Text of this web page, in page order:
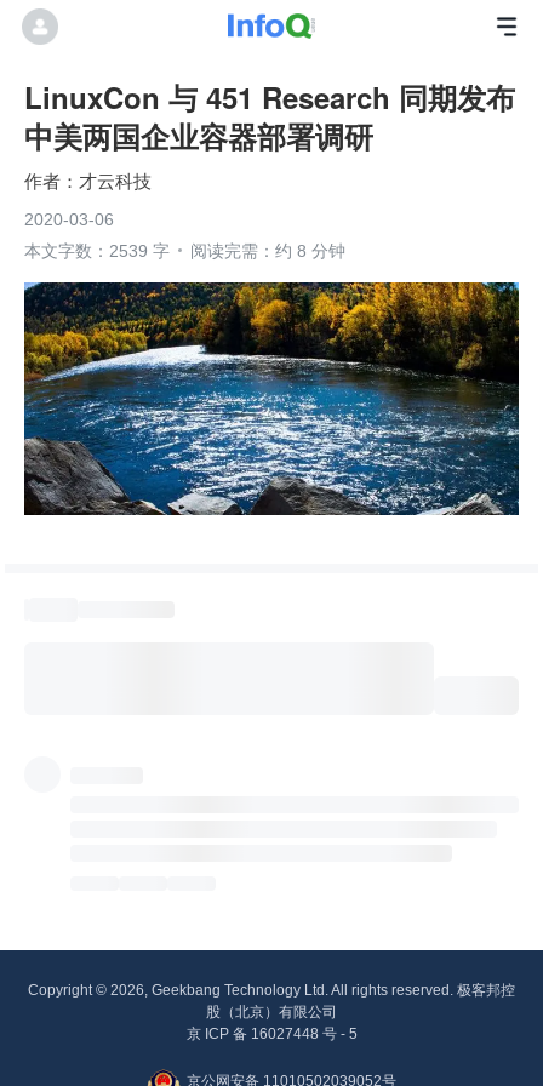
LinuxCon 与 451 Research 同期发布
中美两国企业容器部署调研
才云科技
2020-03-06
本文字数：2539 字
阅读完需：约 8 分钟
Copyright © 2026, Geekbang Technology Ltd. All rights reserved. 极客邦控
股（北京）有限公司
京 ICP 备 16027448 号 - 5
京公网安备 11010502039052号